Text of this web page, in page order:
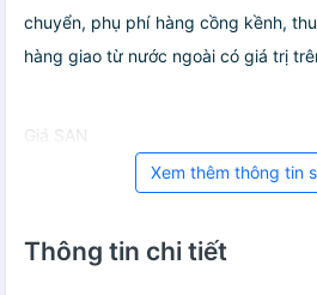
chuyển, phụ phí hàng cồng kềnh,
hàng giao từ nước ngoài có giá trị
Giá SAN
Xem thêm thông tin
Thông tin chi tiết